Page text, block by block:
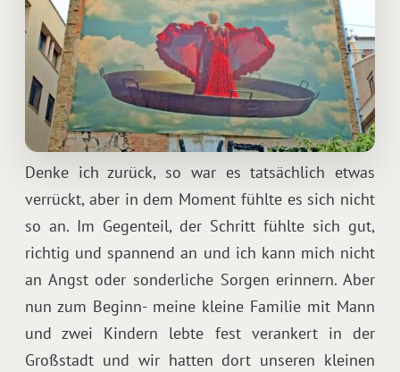
Denke ich zurück, so war es tatsächlich etwas
verrückt, aber in dem Moment fühlte es sich nicht
so an. Im Gegenteil, der Schritt fühlte sich gut,
richtig und spannend an und ich kann mich nicht
an Angst oder sonderliche Sorgen erinnern. Aber
nun zum Beginn- meine kleine Familie mit Mann
und zwei Kindern lebte fest verankert in der
Großstadt und wir hatten dort unseren kleinen